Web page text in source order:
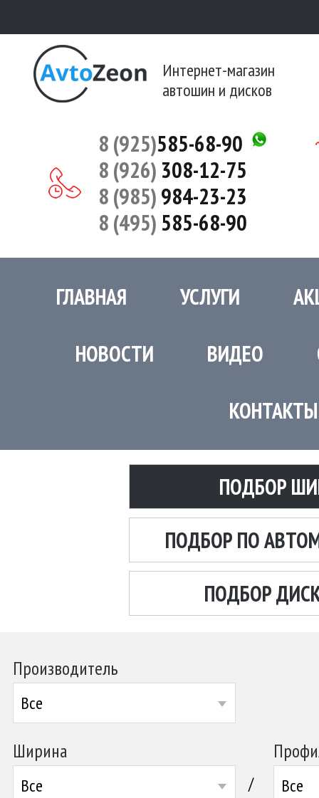
Интернет-магазин
автошин и дисков
8 (925)585-68-90
8 (926) 308-12-75
8 (985)984-23-23
8 (495)585-68-90
ГЛАВНАЯ УСЛУГИ
НОВОСТИ ВИДЕО
КОНТАКТЫ
ПОДБОР
ПОДБОР ПО
ПОДБОР
Производитель
Все
Ширина
Все / Все